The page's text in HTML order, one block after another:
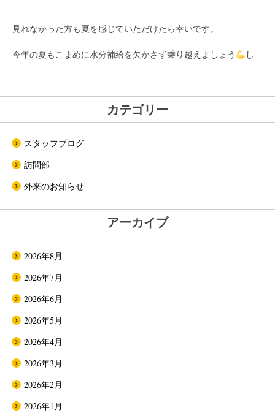
見れなかった方も夏を感じていただけたら幸いです。
今年の夏もこまめに水分補給を欠かさず乗り越えましょう し
カテゴリー
スタッフブログ
訪問部
外来のお知らせ
アーカイブ
2026年8月
2026年7月
2026年6月
2026年5月
2026年4月
2026年3月
2026年2月
2026年1月